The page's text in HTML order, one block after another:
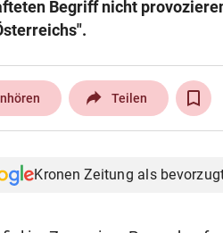
Begriff nicht
Teilen
Kronen Zeitung als